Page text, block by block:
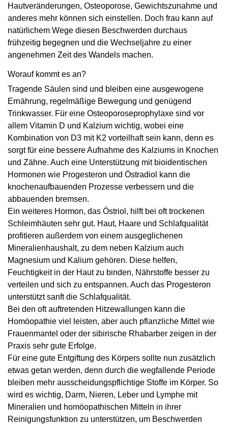
Hautveränderungen, Osteoporose, Gewichtszunahme und
anderes mehr können sich einstellen. Doch frau kann auf
natürlichem Wege diesen Beschwerden durchaus
frühzeitig begegnen und die Wechseljahre zu einer
angenehmen Zeit des Wandels machen.
Worauf kommt es an?
Tragende Säulen sind und bleiben eine ausgewogene
Ernährung, regelmäßige Bewegung und genügend
Trinkwasser. Für eine Osteoporoseprophylaxe sind vor
allem Vitamin D und Kalzium wichtig, wobei eine
Kombination von D3 mit K2 vorteilhaft sein kann, denn es
sorgt für eine bessere Aufnahme des Kalziums in Knochen
und Zähne. Auch eine Unterstützung mit bioidentischen
Hormonen wie Progesteron und Östradiol kann die
knochenaufbauenden Prozesse verbessern und die
abbauenden bremsen.
Ein weiteres Hormon, das Östriol, hilft bei oft trockenen
Schleimhäuten sehr gut. Haut, Haare und Schlafqualität
profitieren außerdem von einem ausgeglichenen
Mineralienhaushalt, zu dem neben Kalzium auch
Magnesium und Kalium gehören. Diese helfen,
Feuchtigkeit in der Haut zu binden, Nährstoffe besser zu
verteilen und sich zu entspannen. Auch das Progesteron
unterstützt sanft die Schlafqualität.
Bei den oft auftretenden Hitzewallungen kann die
Homöopathie viel leisten, aber auch pflanzliche Mittel wie
Frauenmantel oder der sibirische Rhabarber zeigen in der
Praxis sehr gute Erfolge.
Für eine gute Entgiftung des Körpers sollte nun zusätzlich
etwas getan werden, denn durch die wegfallende Periode
bleiben mehr ausscheidungspflichtige Stoffe im Körper. So
wird es wichtig, Darm, Nieren, Leber und Lymphe mit
Mineralien und homöopathischen Mitteln in ihrer
Reinigungsfunktion zu unterstützen, um Beschwerden